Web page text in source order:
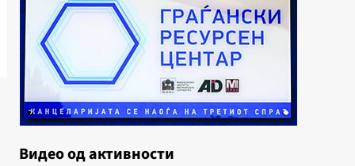
Видеo од активности